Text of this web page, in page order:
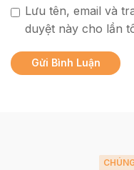
Lưu tên, email và
duyệt này cho lần